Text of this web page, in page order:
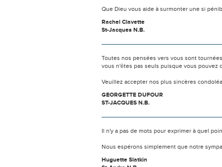
Que Dieu vous aide à surmonter une si
Rachel Clavette
St-Jacques N.B.
Toutes nos pensées vers vous sont
vous n'êtes pas seuls puisque vous pouvez
Veuillez accepter nos plus sincères
GEORGETTE DUFOUR
ST-JACQUES N.B.
Il n'y a pas de mots pour exprimer à quel
Nous espérons simplement que notre
Huguette Slatkin